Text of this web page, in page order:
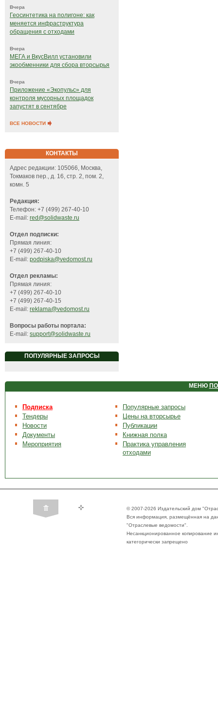
Вчера
Геосинтетика на полигоне: как
меняется инфраструктура
обращения с отходами
Вчера
МЕГА и ВкусВилл установили
экообменники для сбора вторсырья
Вчера
Приложение «Экопульс» для
контроля мусорных площадок
запустят в сентябре
ВСЕ НОВОСТИ
КОНТАКТЫ
Адрес редакции: 105066, Москва,
Токмаков пер., д. 16, стр. 2, пом. 2,
комн. 5
Редакция:
Телефон: +7 (499) 267-40-10
E-mail: red@solidwaste.ru
Отдел подписки:
Прямая линия:
+7 (499) 267-40-10
E-mail: podpiska@vedomost.ru
Отдел рекламы:
Прямая линия:
+7 (499) 267-40-10
+7 (499) 267-40-15
E-mail: reklama@vedomost.ru
Вопросы работы портала:
E-mail: support@solidwaste.ru
ПОПУЛЯРНЫЕ ЗАПРОСЫ
МЕНЮ
Подписка
Тендеры
Новости
Документы
Мероприятия
Популярные запросы
Цены на вторсырье
Публикации
Книжная полка
Практика управления
отходами
© 2007-2026 Издательский дом
Вся информация, размещённая на
"Отраслевые ведомости".
Несанкционированное копирование
категорически запрещено